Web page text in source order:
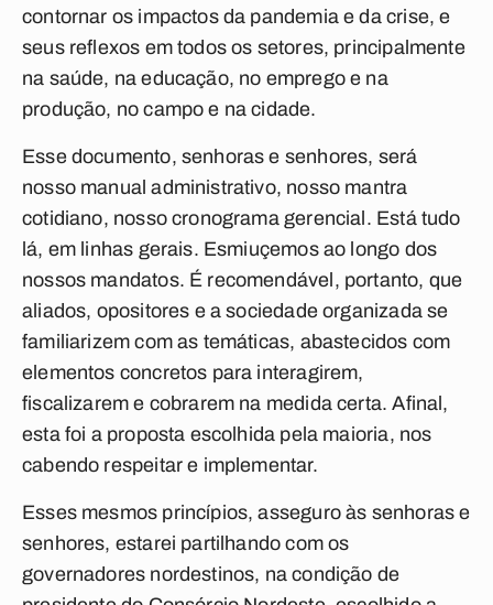
contornar os impactos da pandemia e da crise, e
seus reflexos em todos os setores, principalmente
na saúde, na educação, no emprego e na
produção, no campo e na cidade.
Esse documento, senhoras e senhores, será
nosso manual administrativo, nosso mantra
cotidiano, nosso cronograma gerencial. Está tudo
lá, em linhas gerais. Esmiuçemos ao longo dos
nossos mandatos. É recomendável, portanto, que
aliados, opositores e a sociedade organizada se
familiarizem com as temáticas, abastecidos com
elementos concretos para interagirem,
fiscalizarem e cobrarem na medida certa. Afinal,
esta foi a proposta escolhida pela maioria, nos
cabendo respeitar e implementar.
Esses mesmos princípios, asseguro às senhoras e
senhores, estarei partilhando com os
governadores nordestinos, na condição de